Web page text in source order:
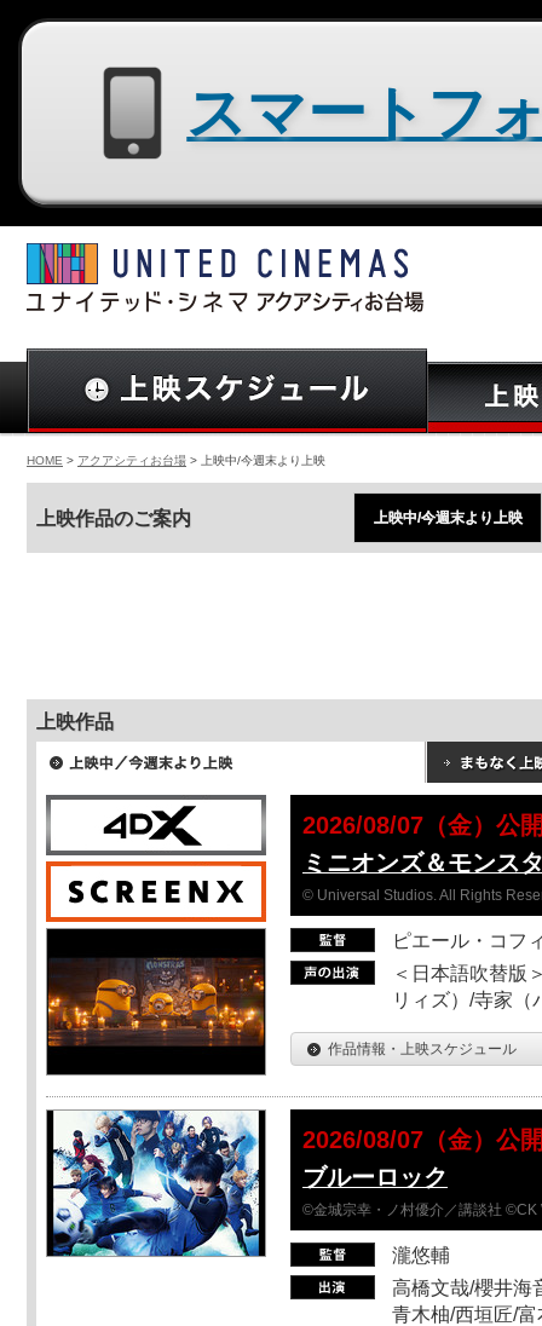
HOME > アクアシティお台場 > 上映中/今週末より上映
上映作品のご案内 上映中/今週末より上映
上映作品
2026/08/07（金）公
ミニオンズ＆モンス
© Universal Studios. All Rights
ピエール・コフ
＜日本語吹替版
リィズ）/寺家（
作品情報・上映スケジュール
2026/08/07（金）公
ブルーロック
©金城宗幸・ノ村優介／講談社 ©CK
瀧悠輔
高橋文哉/櫻井海
青木柚/西垣匠/